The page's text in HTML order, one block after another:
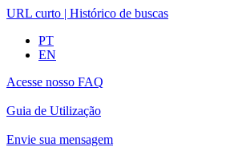
URL curto | Histórico de buscas
PT
EN
Acesse nosso FAQ
Guia de Utilização
Envie sua mensagem